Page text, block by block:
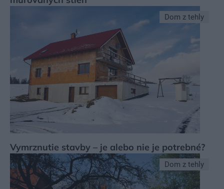
Dom z tehly
Vymrznutie stavby – je alebo nie je potrebné?
Dom z tehly